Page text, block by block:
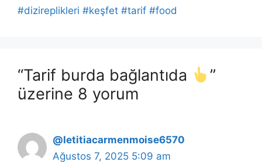
#dizireplikleri #keşfet #tarif #food
“Tarif burda bağlantıda
”
üzerine 8 yorum
@letitiacarmenmoise6570
Ağustos 7, 2025 5:09 am